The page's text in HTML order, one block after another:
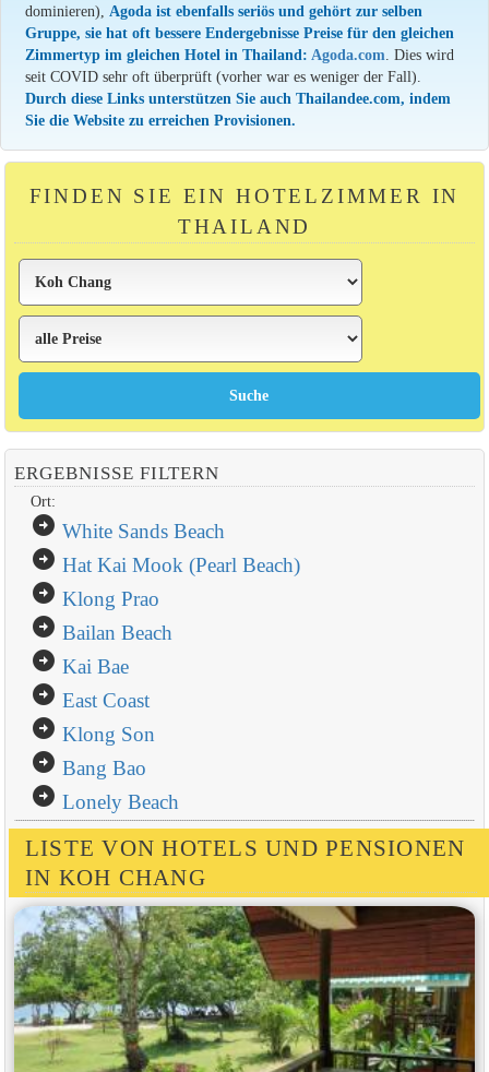
dominieren), Agoda ist ebenfalls seriös und gehört zur selben
Gruppe, sie hat oft bessere Endergebnisse Preise für den gleichen
Zimmertyp im gleichen Hotel in Thailand: Agoda.com . Dies wird
seit COVID sehr oft überprüft (vorher war es weniger der Fall).
Durch diese Links unterstützen Sie auch Thailandee.com, indem
Sie die Website zu erreichen Provisionen.
FINDEN SIE EIN HOTELZIMMER IN
THAILAND
ERGEBNISSE FILTERN
Ort:
arrow_circle_right White Sands Beach
arrow_circle_right Hat Kai Mook (Pearl Beach)
arrow_circle_right Klong Prao
arrow_circle_right Bailan Beach
arrow_circle_right Kai Bae
arrow_circle_right East Coast
arrow_circle_right Klong Son
arrow_circle_right Bang Bao
arrow_circle_right Lonely Beach
LISTE VON HOTELS UND PENSIONEN
IN KOH CHANG